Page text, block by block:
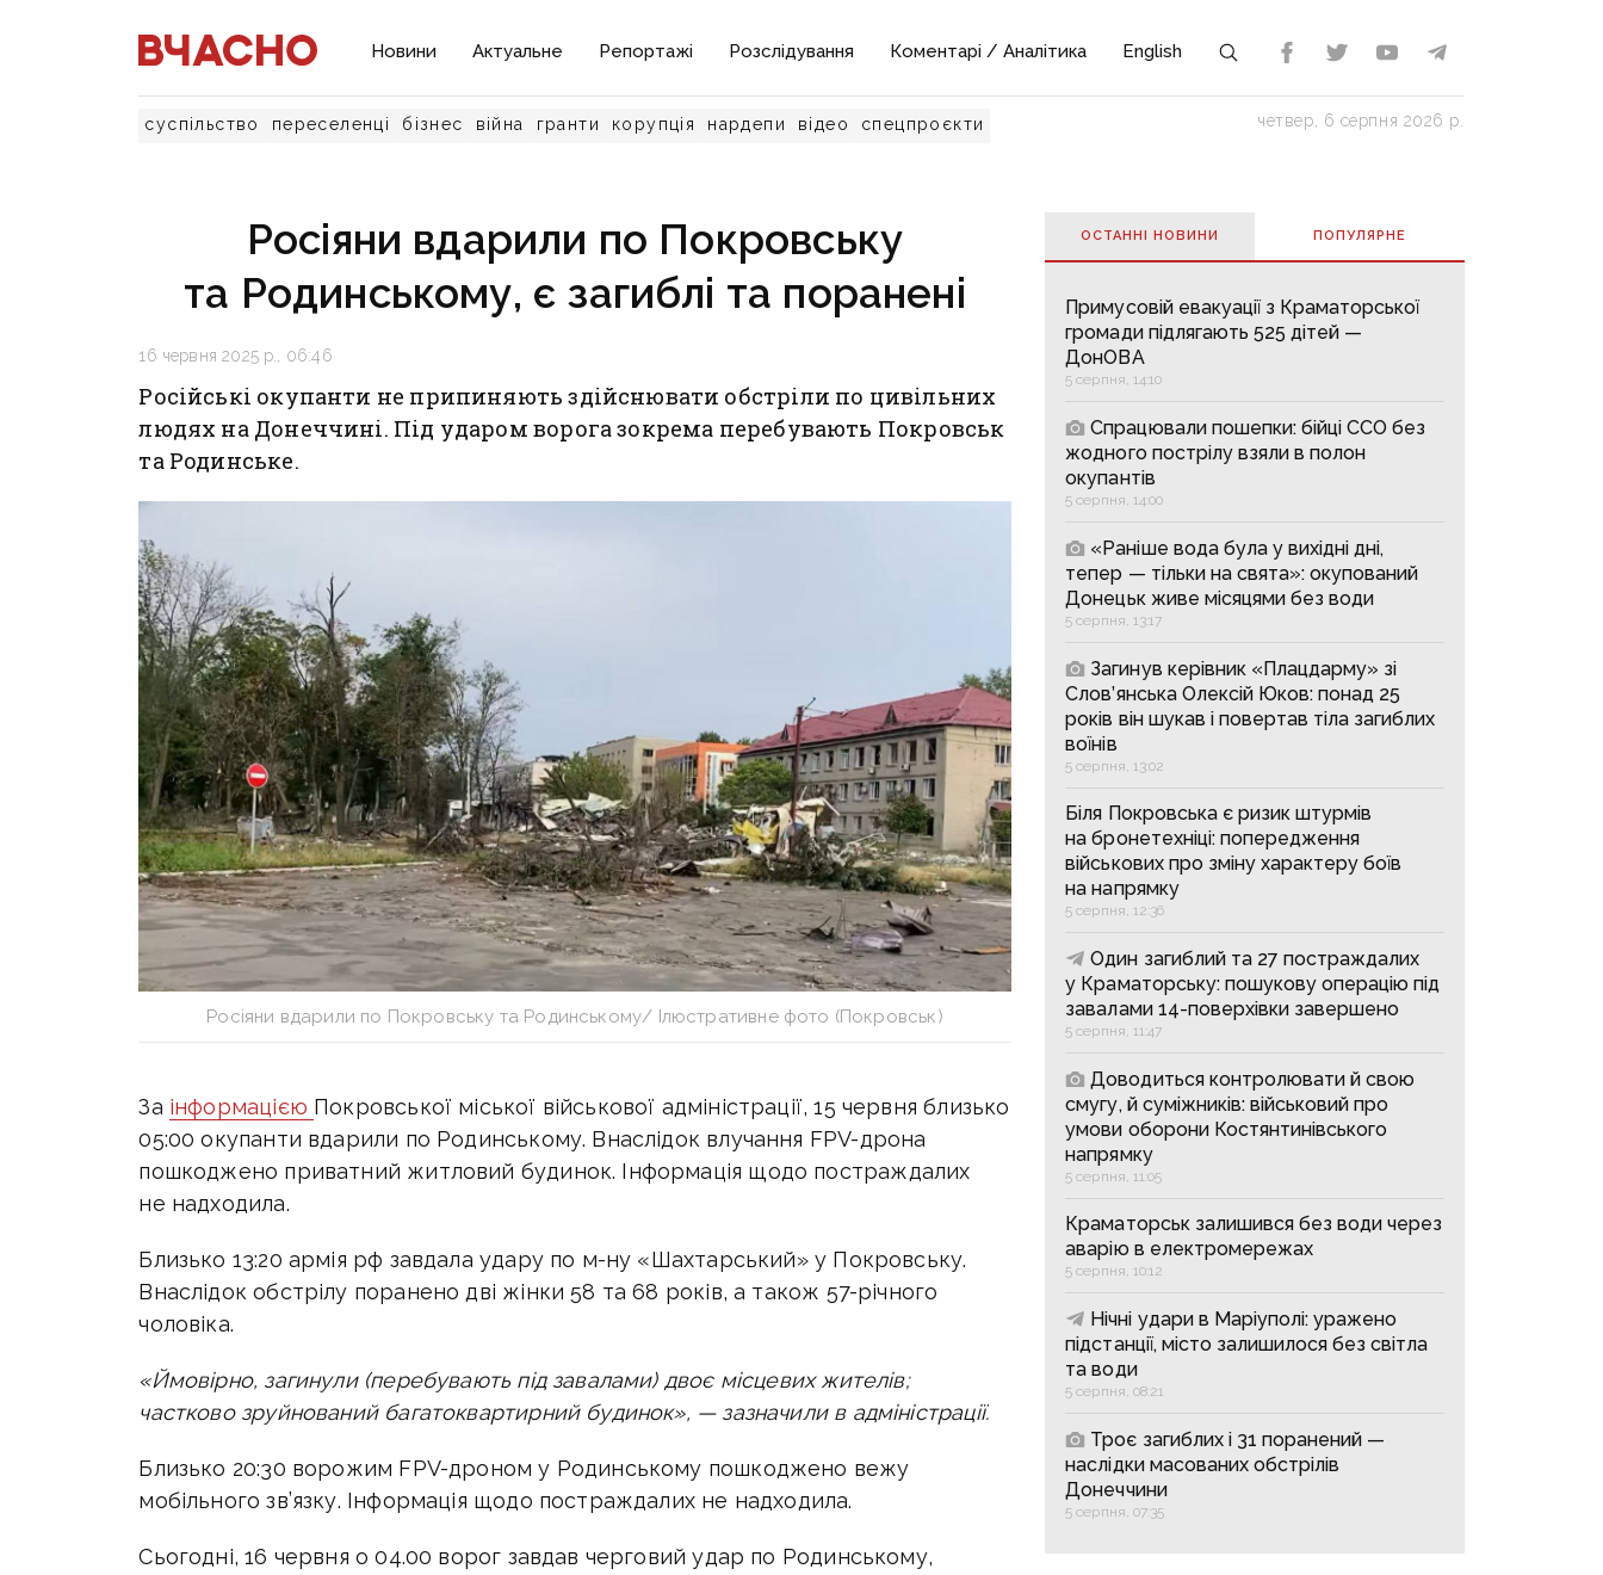
Новини Актуальне Репортажі Розслідування Коментарі / Аналітика English
суспільство переселенці бізнес війна гранти корупція нардепи відео спецпроєкти четвер, 6 серпня 2026 р.
Росіяни вдарили по Покровську
та Родинському, є загиблі та поранені
16 червня 2025 р., 06:46
Російські окупанти не припиняють здійснювати обстріли по цивільних
людях на Донеччині. Під ударом ворога зокрема перебувають Покровськ
та Родинське.
Росіяни вдарили по Покровську та Родинському/ Ілюстративне фото (Покровськ)
За інформацією Покровської міської військової адміністрації, 15 червня близько
05:00 окупанти вдарили по Родинському. Внаслідок влучання FPV-дрона
пошкоджено приватний житловий будинок. Інформація щодо постраждалих
не надходила.
Близько 13:20 армія рф завдала удару по м-ну «Шахтарський» у Покровську.
Внаслідок обстрілу поранено дві жінки 58 та 68 років, а також 57-річного
чоловіка.
«Ймовірно, загинули (перебувають під завалами) двоє місцевих жителів;
частково зруйнований багатоквартирний будинок», — зазначили в адміністрації.
Близько 20:30 ворожим FPV-дроном у Родинському пошкоджено вежу
мобільного зв’язку. Інформація щодо постраждалих не надходила.
Сьогодні, 16 червня о 04.00 ворог завдав черговий удар по Родинському,
ОСТАННІ НОВИНИ ПОПУЛЯРНE
Примусовій евакуації з Краматорської
громади підлягають 525 дітей —
ДонОВА
5 серпня, 14:10
Спрацювали пошепки: бійці ССО без
жодного пострілу взяли в полон
окупантів
5 серпня, 14:00
«Раніше вода була у вихідні дні,
тепер — тільки на свята»: окупований
Донецьк живе місяцями без води
5 серпня, 13:17
Загинув керівник «Плацдарму» зі
Слов’янська Олексій Юков: понад 25
років він шукав і повертав тіла загиблих
воїнів
5 серпня, 13:02
Біля Покровська є ризик штурмів
на бронетехніці: попередження
військових про зміну характеру боїв
на напрямку
5 серпня, 12:36
Один загиблий та 27 постраждалих
у Краматорську: пошукову операцію під
завалами 14-поверхівки завершено
5 серпня, 11:47
Доводиться контролювати й свою
смугу, й суміжників: військовий про
умови оборони Костянтинівського
напрямку
5 серпня, 11:05
Краматорськ залишився без води через
аварію в електромережах
5 серпня, 10:12
Нічні удари в Маріуполі: уражено
підстанції, місто залишилося без світла
та води
5 серпня, 08:21
Троє загиблих і 31 поранений —
наслідки масованих обстрілів
Донеччини
5 серпня, 07:35